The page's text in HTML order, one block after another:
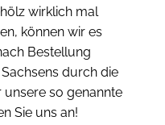
wirklich mal
können wir es
Bestellung
durch die
so genannte
Sie uns an!